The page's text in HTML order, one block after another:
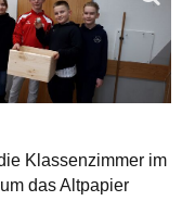
Klassenzimmer im
das Altpapier